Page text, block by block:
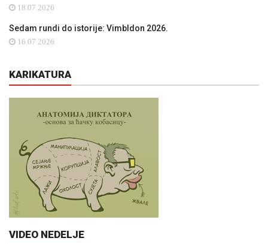
18.07.2026
Sedam rundi do istorije: Vimbldon 2026.
16.07.2026
KARIKATURA
VIDEO NEDELJE